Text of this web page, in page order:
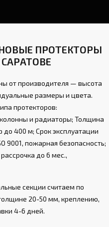
ПРОТЕКТОРЫ
от производителя — высота
размеры и цвета.
протекторов:
и радиаторы; Толщина
400 м; Срок эксплуатации
9001, пожарная безопасность;
до 6 мес.,
секции считаем по
20-50 мм, креплению,
4-6 дней.